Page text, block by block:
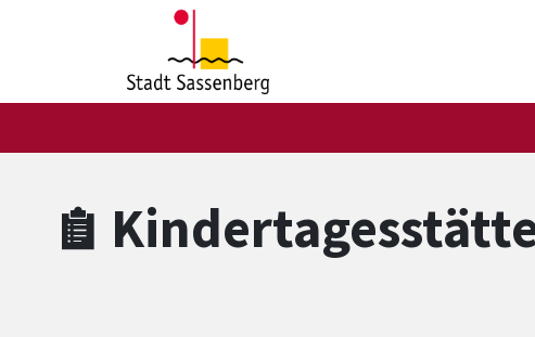
Zum Header
Zum Hauptinhalt
Zum Footer
Zum Hauptinhalt springen